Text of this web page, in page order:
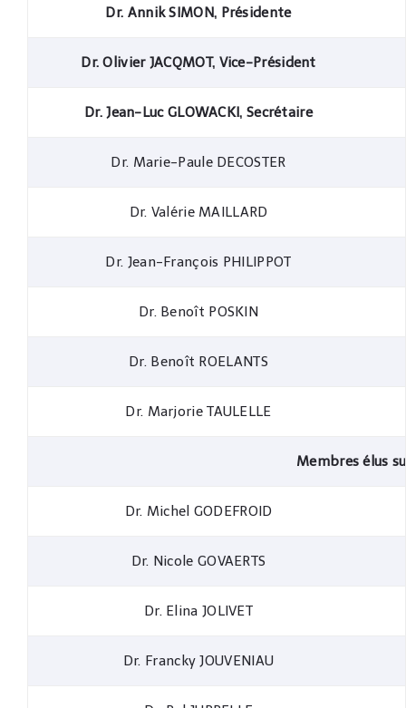
Dr. Annik SIMON, Présidente
Dr. Olivier JACQMOT, Vice-Président
Dr. Jean-Luc GLOWACKI, Secrétaire
Dr. Marie-Paule DECOSTER
Dr. Valérie MAILLARD
Dr. Jean-François PHILIPPOT
Dr. Benoît POSKIN
Dr. Benoît ROELANTS
Dr. Marjorie TAULELLE
Membres élus
Dr. Michel GODEFROID
Dr. Nicole GOVAERTS
Dr. Elina JOLIVET
Dr. Francky JOUVENIAU